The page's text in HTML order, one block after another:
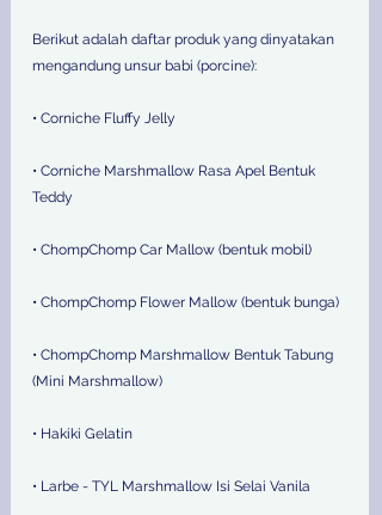
Berikut adalah daftar produk yang dinyatakan
mengandung unsur babi (porcine):
• Corniche Fluffy Jelly
• Corniche Marshmallow Rasa Apel Bentuk
Teddy
• ChompChomp Car Mallow (bentuk mobil)
• ChompChomp Flower Mallow (bentuk bunga)
• ChompChomp Marshmallow Bentuk Tabung
(Mini Marshmallow)
• Hakiki Gelatin
• Larbe - TYL Marshmallow Isi Selai Vanila